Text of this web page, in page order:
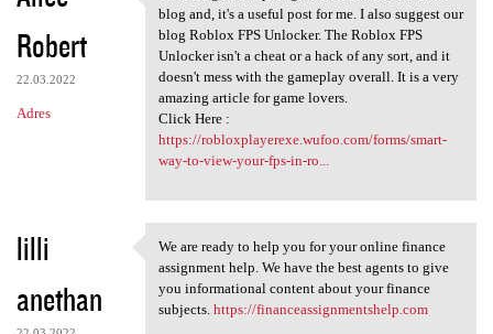
Robert
22.03.2022
Adres
This is a great inspiring
blog and, it's a useful post for me. I also suggest our
blog Roblox FPS Unlocker. The Roblox FPS
Unlocker isn't a cheat or a hack of any sort, and it
doesn't mess with the gameplay overall. It is a very
amazing article for game lovers.
Click Here :
https://robloxplayerexe.wufoo.com/forms/smart-
way-to-view-your-fps-in-ro...
lilli
anethan
We are ready to help you for
We are ready to help you for your online finance
assignment help. We have the best agents to give
you informational content about your finance
subjects. https://financeassignmentshelp.com